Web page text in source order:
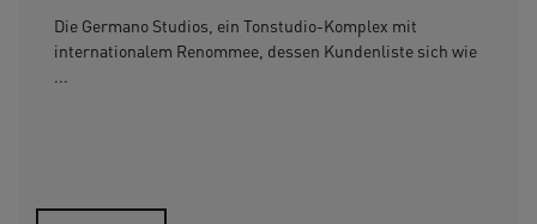
Die Germano Studios, ein Tonstudio-Komplex mit
internationalem Renommee, dessen Kundenliste sich wie
...